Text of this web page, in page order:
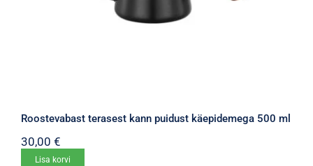
Roostevabast terasest kann puidust käepidemega 500 ml
30,00 €
Lisa korvi